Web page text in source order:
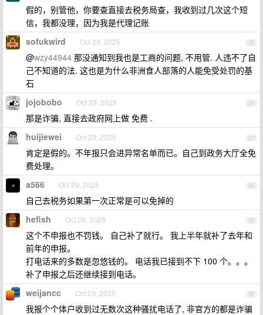
假的，别管他，你要查直接去税务局查，我收到过几次这个短
信，我都没理，因为我是代理记账
25
sofukwird Oct 29, 2025
@wzy44944 那没通知到我也是工商的问题, 不用管. 人违不了自
己不知道的法. 这也是为什么非洲食人部落的人能免受处罚的基
石
26
jojobobo Oct 29, 2025
那是诈骗, 直接去政府网上做 免费 .
27
huijiewei Oct 29, 2025
肯定是假的。不年报只会进异常名单而已。自己到政务大厅全免
费处理。
28
a566 Oct 29, 2025
自己去税务如果第一次正常是可以免掉的
29
hefish Oct 29, 2025
这个不申报也不罚钱。 自己补了就行。 我上半年就补了去年和
前年的申报。
打电话来的多数是忽悠钱的。 电话我已接到不下 100 个。。。
补了申报之后还继续接到电话。
30
weijancc Oct 29, 2025
我报个个体户收到过无数次这种骚扰电话了, 非官方的都是诈骗